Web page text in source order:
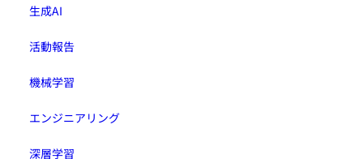
生成AI
活動報告
機械学習
エンジニアリング
深層学習